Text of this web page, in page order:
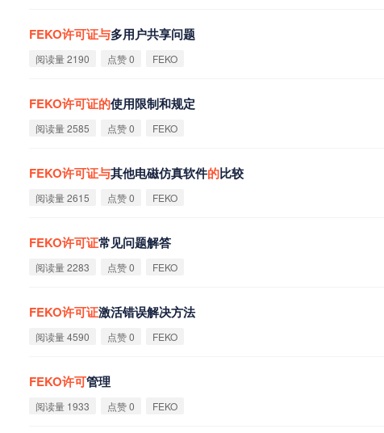
FEKO许可证与多用户共享问题
阅读量 2190 点赞 0 FEKO
FEKO许可证的使用限制和规定
阅读量 2585 点赞 0 FEKO
FEKO许可证与其他电磁仿真软件的比较
阅读量 2615 点赞 0 FEKO
FEKO许可证常见问题解答
阅读量 2283 点赞 0 FEKO
FEKO许可证激活错误解决方法
阅读量 4590 点赞 0 FEKO
FEKO许可管理
阅读量 1933 点赞 0 FEKO